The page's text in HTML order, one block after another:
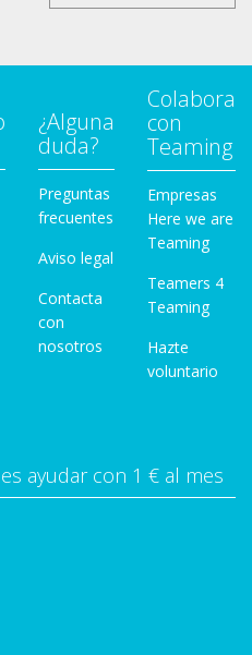
¿Alguna
duda?
Preguntas
frecuentes
Aviso legal
Contacta
con
nosotros
Colabora
con
Teaming
Empresas
Here we are
Teaming
Teamers 4
Teaming
Hazte
voluntario
ayudar con 1 € al mes